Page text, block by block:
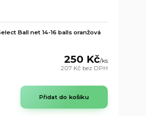
Ball net 14-16 balls oranžová
250 Kč/ks
207 Kč bez DPH
Přidat do košíku